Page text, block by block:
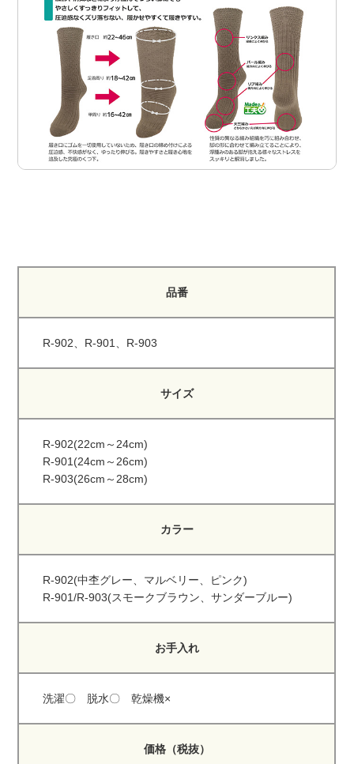
品番
R-902、R-901、R-903
サイズ
R-902(22cm～24cm)
R-901(24cm～26cm)
R-903(26cm～28cm)
カラー
R-902(中杢グレー、マルベリー、ピンク)
R-901/R-903(スモークブラウン、サンダーブルー)
お手入れ
洗濯〇 脱水〇 乾燥機×
価格（税抜）